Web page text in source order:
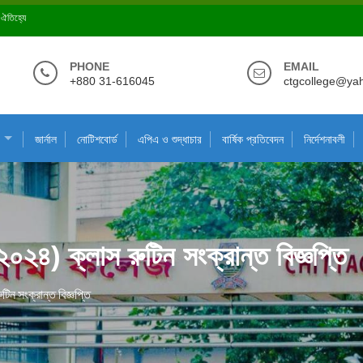
ঐতিহ্যে
PHONE
+880 31-616045
EMAIL
জার্নাল নোটিশবোর্ড এপিএ ও শুদ্ধাচার বার্ষিক প্রতিবেদন নির্দেশনাবলী
ক্লাস রুটিন সংক্রান্ত বিজ্ঞপ্তি
সংক্রান্ত বিজ্ঞপ্তি